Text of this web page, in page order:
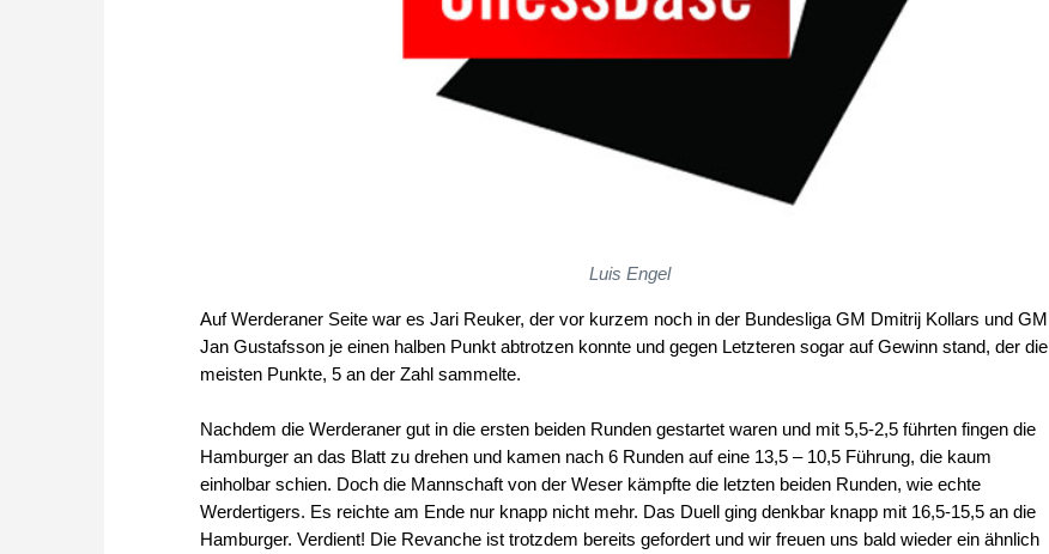
Luis Engel
Auf Werderaner Seite war es Jari Reuker, der vor kurzem noch in der Bundesliga GM Dmitrij Kollars und GM
Jan Gustafsson je einen halben Punkt abtrotzen konnte und gegen Letzteren sogar auf Gewinn stand, der die
meisten Punkte, 5 an der Zahl sammelte.
Nachdem die Werderaner gut in die ersten beiden Runden gestartet waren und mit 5,5-2,5 führten fingen die
Hamburger an das Blatt zu drehen und kamen nach 6 Runden auf eine 13,5 – 10,5 Führung, die kaum
einholbar schien. Doch die Mannschaft von der Weser kämpfte die letzten beiden Runden, wie echte
Werdertigers. Es reichte am Ende nur knapp nicht mehr. Das Duell ging denkbar knapp mit 16,5-15,5 an die
Hamburger. Verdient! Die Revanche ist trotzdem bereits gefordert und wir freuen uns bald wieder ein ähnlich